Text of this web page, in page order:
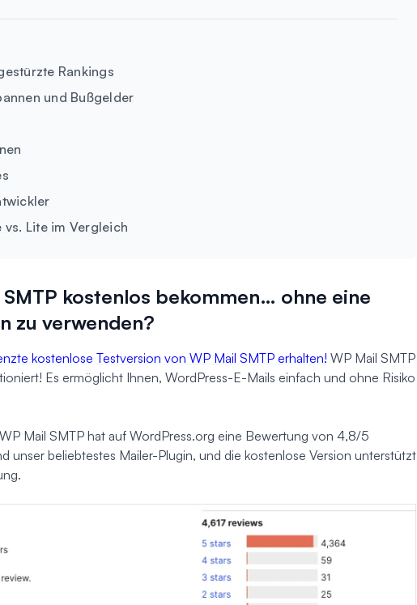
Rankings
und Bußgelder
vs. Lite im Vergleich
SMTP kostenlos bekommen… ohne eine
zu verwenden?
kostenlose Testversion von WP Mail SMTP erhalten! WP Mail SMTP
Es ermöglicht Ihnen, WordPress-E-Mails einfach und ohne Risiko
Mail SMTP hat auf WordPress.org eine Bewertung von 4,8/5
unser beliebtestes Mailer-Plugin, und die kostenlose Version unterstützt